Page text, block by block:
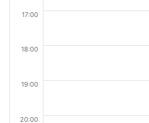
17:00
18:00
19:00
20:00